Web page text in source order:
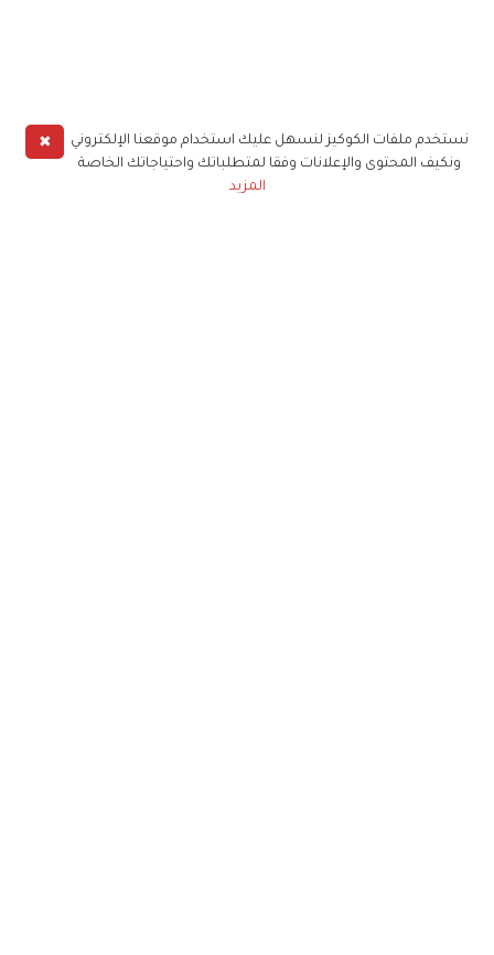
✖
نستخدم ملفات الكوكيز لنسهل عليك استخدام موقعنا الإلكتروني
ونكيف المحتوى والإعلانات وفقا لمتطلباتك واحتياجاتك الخاصة
المزيد